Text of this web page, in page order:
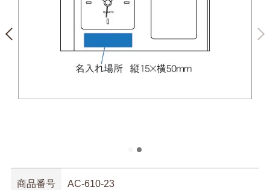
商品番号 AC-610-23